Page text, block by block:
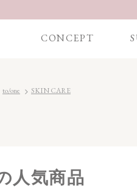
CONCEPT
to/one SKIN CARE
人気商品